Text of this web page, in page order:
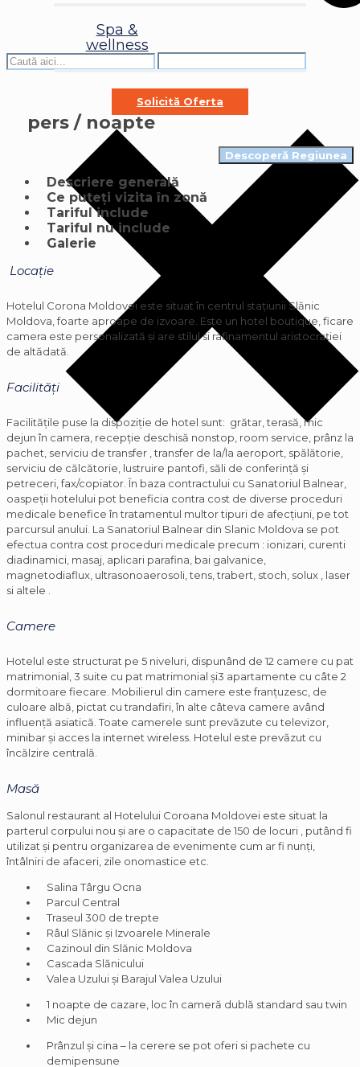
Spa &
wellness
Solicită Oferta
pers / noapte
Descoperă Regiunea
Descriere generală
Ce puteți vizita în zonă
Tariful include
Tariful nu include
Galerie
Locație
Hotelul Corona Moldovei este situat în centrul stațiunii Slănic
Moldova, foarte aproape de izvoare. Este un hotel boutique, ficare
camera este personalizată și are stilul si rafinamentul aristocrației
de altădată.
Facilități
Facilitățile puse la dispoziție de hotel sunt: grătar, terasă, mic
dejun în camera, recepţie deschisă nonstop, room service, prânz la
pachet, serviciu de transfer , transfer de la/la aeroport, spălătorie,
serviciu de călcătorie, lustruire pantofi, săli de conferinţă şi
petreceri, fax/copiator. În baza contractului cu Sanatoriul Balnear,
oaspeţii hotelului pot beneficia contra cost de diverse proceduri
medicale benefice în tratamentul multor tipuri de afecţiuni, pe tot
parcursul anului. La Sanatoriul Balnear din Slanic Moldova se pot
efectua contra cost proceduri medicale precum : ionizari, curenti
diadinamici, masaj, aplicari parafina, bai galvanice,
magnetodiaflux, ultrasonoaerosoli, tens, trabert, stoch, solux , laser
si altele .
Camere
Hotelul este structurat pe 5 niveluri, dispunând de 12 camere cu pat
matrimonial, 3 suite cu pat matrimonial şi3 apartamente cu câte 2
dormitoare fiecare. Mobilierul din camere este franţuzesc, de
culoare albă, pictat cu trandafiri, în alte câteva camere având
influenţă asiatică. Toate camerele sunt prevăzute cu televizor,
minibar şi acces la internet wireless. Hotelul este prevăzut cu
încălzire centrală.
Masă
Salonul restaurant al Hotelului Coroana Moldovei este situat la
parterul corpului nou şi are o capacitate de 150 de locuri , putând fi
utilizat şi pentru organizarea de evenimente cum ar fi nunţi,
întâlniri de afaceri, zile onomastice etc.
Salina Târgu Ocna
Parcul Central
Traseul 300 de trepte
Râul Slănic și Izvoarele Minerale
Cazinoul din Slănic Moldova
Cascada Slănicului
Valea Uzului și Barajul Valea Uzului
1 noapte de cazare, loc în cameră dublă standard sau twin
Mic dejun
Prânzul și cina – la cerere se pot oferi si pachete cu
demipensune